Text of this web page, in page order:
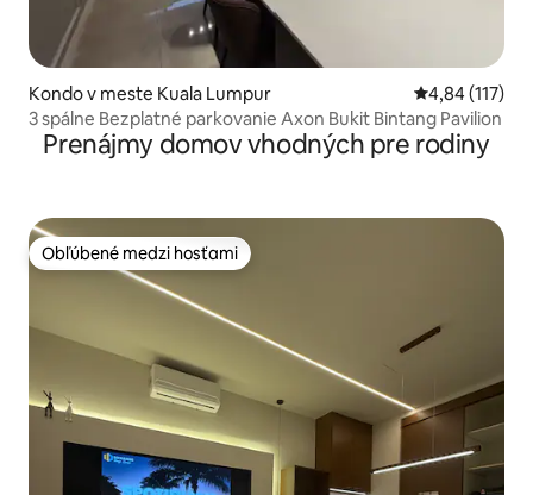
Kondo v meste Kuala Lumpur Priemerné
4,84 (117)
3 spálne Bezplatné parkovanie Axon Bukit Bintang Pavilion
Prenájmy domov vhodných pre rodiny
Obľúbené medzi hosťami
Obľúbené medzi hosťami